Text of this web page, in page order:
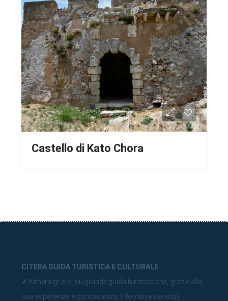
Castello di Kato Chora
CITERA GUIDA TURISTICA E CULTURALE
✓ Kithera.gr è la più grande guida turistica che, grazie alla
sua esperienza e conoscenza, ti fornisce consigli